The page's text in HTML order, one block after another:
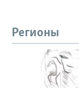
Регионы